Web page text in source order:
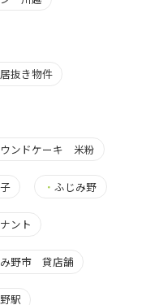
抜き物件
ンドケーキ 米粉
・ふじみ野
ント
野市 貸店舗
駅